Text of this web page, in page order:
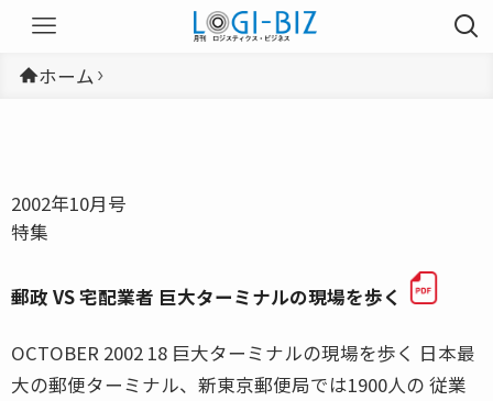
ホーム
2002年10月号
特集
郵政 VS 宅配業者 巨大ターミナルの現場を歩く
OCTOBER 2002 18 巨大ターミナルの現場を歩く 日本最
大の郵便ターミナル、新東京郵便局では1900人の 従業